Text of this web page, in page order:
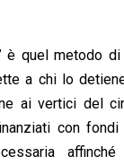
è quel metodo
a chi lo
ai vertici del
con fondi